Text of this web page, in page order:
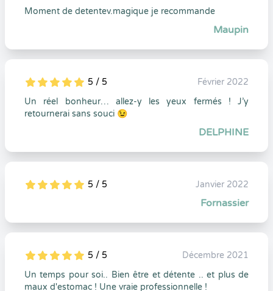
Moment de detentev.magique je recommande
Maupin
5
1
5
0 5 / 5
Février 2022
Un réel bonheur… allez-y les yeux fermés ! J’y
retournerai sans souci 😉
DELPHINE
5
1
5
0 5 / 5 Janvier 2022
Fornassier
5
1
5
0 5 / 5
Décembre 2021
Un temps pour soi.. Bien être et détente .. et plus de
maux d'estomac ! Une vraie professionnelle !